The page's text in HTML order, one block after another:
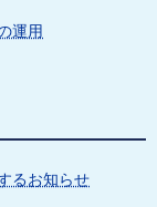
運用
るお知らせ